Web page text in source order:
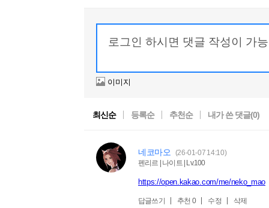
이미지
최신순 등록순 추천순 내가 쓴 댓글(0)
네코마오
(26-01-07 14:10)
펜리르 | 나이트 | Lv.100
https://open.kakao.com/me/neko_mao
답글쓰기 추천 0 수정 삭제